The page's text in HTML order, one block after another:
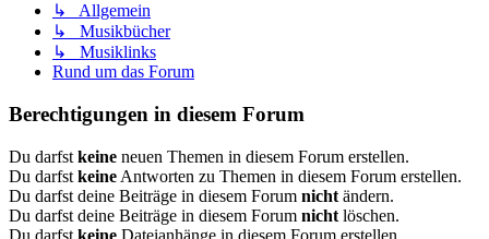
↳ Allgemein
↳ Musikbücher
↳ Musiklinks
Rund um das Forum
Berechtigungen in diesem Forum
Du darfst keine neuen Themen in diesem Forum erstellen.
Du darfst keine Antworten zu Themen in diesem Forum erstellen.
Du darfst deine Beiträge in diesem Forum nicht ändern.
Du darfst deine Beiträge in diesem Forum nicht löschen.
Du darfst keine Dateianhänge in diesem Forum erstellen.